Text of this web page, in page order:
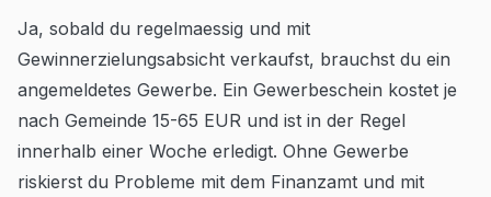
Ja, sobald du regelmaessig und mit
Gewinnerzielungsabsicht verkaufst, brauchst du ein
angemeldetes Gewerbe. Ein Gewerbeschein kostet je
nach Gemeinde 15-65 EUR und ist in der Regel
innerhalb einer Woche erledigt. Ohne Gewerbe
riskierst du Probleme mit dem Finanzamt und mit